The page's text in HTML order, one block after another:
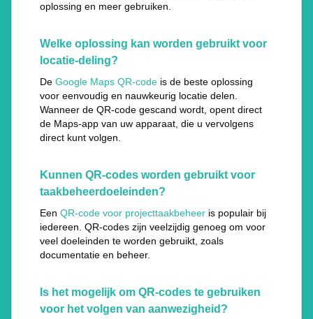
oplossing en meer gebruiken.
Welke oplossing kan worden gebruikt voor
locatie-deling?
De Google Maps QR-code is de beste oplossing
voor eenvoudig en nauwkeurig locatie delen.
Wanneer de QR-code gescand wordt, opent direct
de Maps-app van uw apparaat, die u vervolgens
direct kunt volgen.
Kunnen QR-codes worden gebruikt voor
taakbeheerdoeleinden?
Een QR-code voor projecttaakbeheer is populair bij
iedereen. QR-codes zijn veelzijdig genoeg om voor
veel doeleinden te worden gebruikt, zoals
documentatie en beheer.
Is het mogelijk om QR-codes te gebruiken
voor het volgen van aanwezigheid?